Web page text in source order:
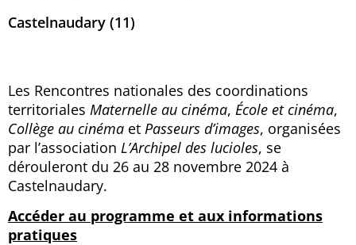
Castelnaudary (11)
Les Rencontres nationales des coordinations
territoriales Maternelle au cinéma, École et cinéma,
Collège au cinéma et Passeurs d’images, organisées
par l’association L’Archipel des lucioles, se
dérouleront du 26 au 28 novembre 2024 à
Castelnaudary.
Accéder au programme et aux informations
pratiques